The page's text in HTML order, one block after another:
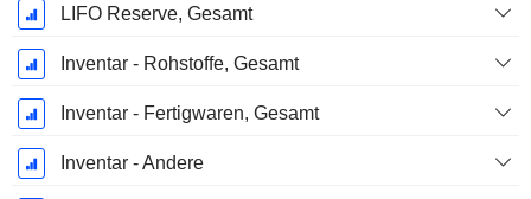
LIFO Reserve, Gesamt
Inventar - Rohstoffe, Gesamt
Inventar - Fertigwaren, Gesamt
Inventar - Andere